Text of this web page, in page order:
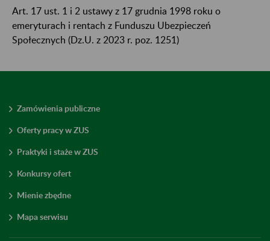
Art. 17 ust. 1 i 2 ustawy z 17 grudnia 1998 roku o
emeryturach i rentach z Funduszu Ubezpieczeń
Społecznych (Dz.U. z 2023 r. poz. 1251)
Zamówienia publiczne
Oferty pracy w ZUS
Praktyki i staże w ZUS
Konkursy ofert
Mienie zbędne
Mapa serwisu